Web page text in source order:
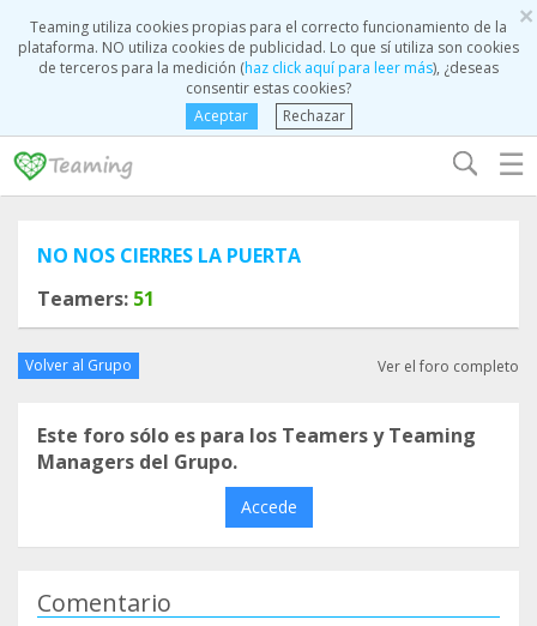
×
Teaming utiliza cookies propias para el correcto funcionamiento de la
plataforma. NO utiliza cookies de publicidad. Lo que sí utiliza son cookies
de terceros para la medición (haz click aquí para leer más), ¿deseas
consentir estas cookies?
Aceptar
Rechazar
☰
NO NOS CIERRES LA PUERTA
Teamers: 51
Volver al Grupo Ver el foro completo
Este foro sólo es para los Teamers y Teaming
Managers del Grupo.
Accede
Comentario